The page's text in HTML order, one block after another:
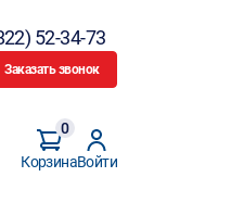
52-34-73
Заказать звонок
Корзина
0
Войти